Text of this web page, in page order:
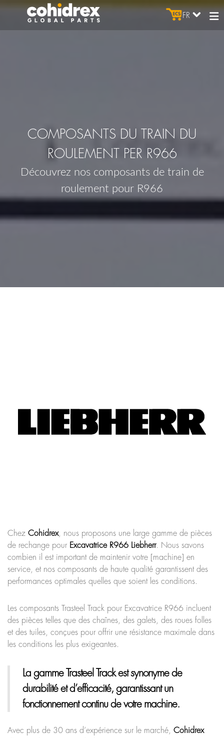
FR
COMPOSANTS DU TRAIN DU
ROULEMENT PER R966
Découvrez nos composants de train de
roulement pour R966
Chez Cohidrex, nous proposons une large gamme de pièces
de rechange pour Excavatrice R966 Liebherr. Nous savons
combien il est important de maintenir votre [machine] en
service, et nos composants de haute qualité garantissent des
performances optimales quelles que soient les conditions.
Les composants Trasteel Track pour Excavatrice R966 incluent
des pièces telles que des chaînes, des galets, des roues folles
et des tuiles, conçues pour offrir une résistance maximale dans
les conditions les plus exigeantes.
La gamme Trasteel Trackest synonyme de
durabilité et d’efficacité, garantissant un
fonctionnement continu de votre machine.
Avec plus de 30 ans d’expérience sur le marché, Cohidrex